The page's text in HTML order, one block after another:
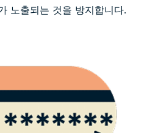
노출되는 것을 방지합니다.